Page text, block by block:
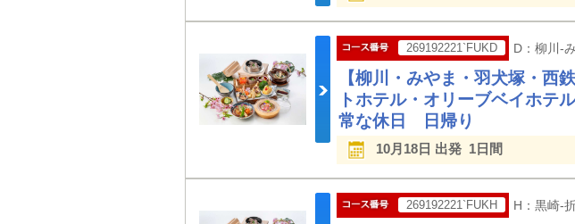
269192221`FUKD D：柳川-
【柳川・みやま・羽犬塚・西
トホテル・オリーブベイホテ
常な休日 日帰り
10月18日 出発 1日間
269192221`FUKH H：黒崎-